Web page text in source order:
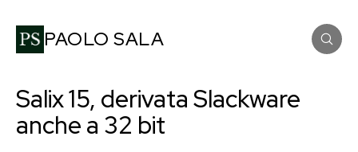
PAOLO SALA
Salix 15, derivata Slackware
anche a 32 bit